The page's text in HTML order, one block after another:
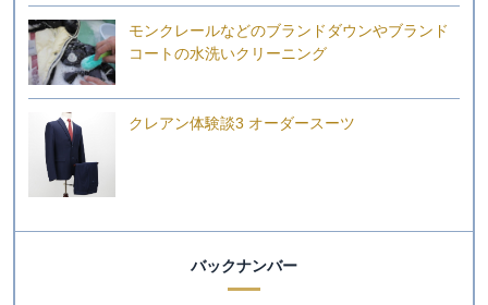
モンクレールなどのブランドダウンやブランド
コートの水洗いクリーニング
クレアン体験談3 オーダースーツ
バックナンバー